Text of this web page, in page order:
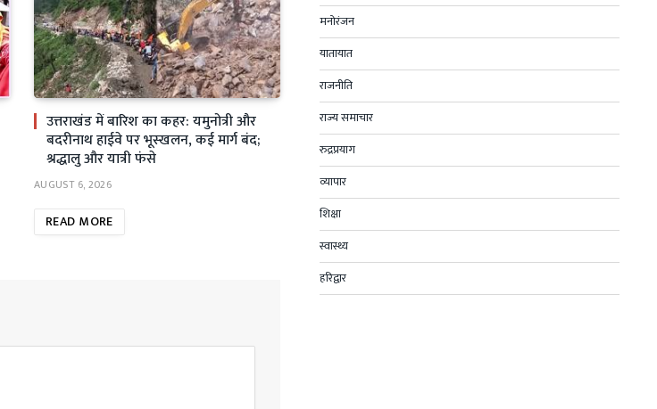
उत्तराखंड में बारिश का कहर: यमुनोत्री और
बदरीनाथ हाईवे पर भूस्खलन, कई मार्ग बंद;
श्रद्धालु और यात्री फंसे
AUGUST 6, 2026
READ MORE
मनोरंजन
यातायात
राजनीति
राज्य समाचार
रुद्रप्रयाग
व्यापार
शिक्षा
स्वास्थ्य
हरिद्वार